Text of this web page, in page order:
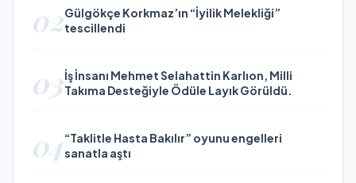
02Gülgökçe Korkmaz’ın “İyilik Melekliği”
tescillendi
03İş İnsanı Mehmet Selahattin Karlıon, Milli
Takıma Desteğiyle Ödüle Layık Görüldü.
04“Taklitle Hasta Bakılır” oyunu engelleri
sanatla aştı